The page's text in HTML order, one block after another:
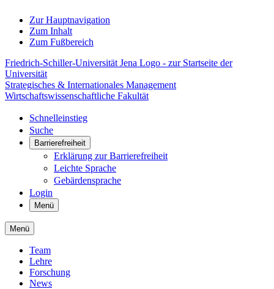
Zur Hauptnavigation
Zum Inhalt
Zum Fußbereich
Friedrich-Schiller-Universität Jena Logo - zur Startseite der
Universität
Strategisches & Internationales Management
Wirtschaftswissenschaftliche Fakultät
Schnelleinstieg
Suche
Barrierefreiheit
Erklärung zur Barrierefreiheit
Leichte Sprache
Gebärdensprache
Login
Menü
Menü
Team
Lehre
Forschung
News